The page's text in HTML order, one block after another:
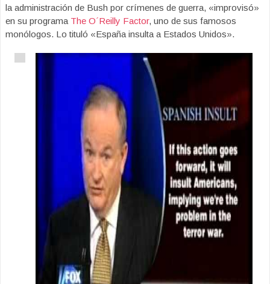
la administración de Bush por crímenes de guerra, «improvisó»
en su programa The O´Reilly Factor, uno de sus famosos
monólogos. Lo tituló «España insulta a Estados Unidos».